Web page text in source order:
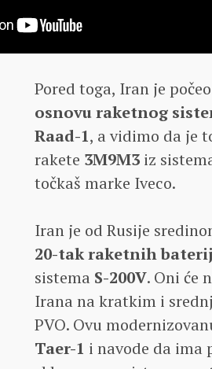
Pored toga, Iran je
osnovu raketnog
Raad-1, a vidimo da je
rakete 3M9M3 iz
točkaš marke Iveco.
Iran je od Rusije
20-tak raketnih
sistema S-200V. Oni će
Irana na kratkim i
PVO. Ovu
Taer-1 i navode da ima